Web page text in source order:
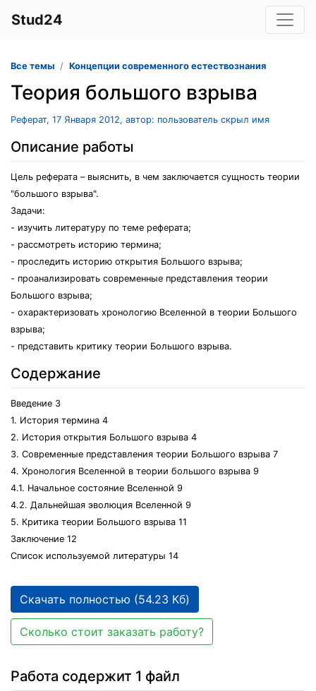
Stud24
Все темы Концепции современного естествознания
Теория большого взрыва
Реферат, 17 Января 2012, автор: пользователь скрыл имя
Описание работы
Цель реферата – выяснить, в чем заключается сущность теории
"большого взрыва".
Задачи:
- изучить литературу по теме реферата;
- рассмотреть историю термина;
- проследить историю открытия Большого взрыва;
- проанализировать современные представления теории
Большого взрыва;
- охарактеризовать хронологию Вселенной в теории Большого
взрыва;
- представить критику теории Большого взрыва.
Содержание
Введение 3
1. История термина 4
2. История открытия Большого взрыва 4
3. Современные представления теории Большого взрыва 7
4. Хронология Вселенной в теории большого взрыва 9
4.1. Начальное состояние Вселенной 9
4.2. Дальнейшая эволюция Вселенной 9
5. Критика теории Большого взрыва 11
Заключение 12
Список используемой литературы 14
Скачать полностью (54.23 Кб)
Сколько стоит заказать работу?
Работа содержит 1 файл